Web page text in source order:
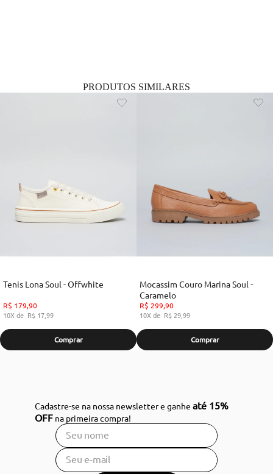
PRODUTOS SIMILARES
Tenis Lona Soul - Offwhite
R$ 179,90
10
R$ 17,99
Comprar
Mocassim Couro Marina Soul -
Caramelo
R$ 299,90
10
R$ 29,99
Comprar
Cadastre-se na nossa newsletter e ganheaté 15%
OFF na primeira compra!